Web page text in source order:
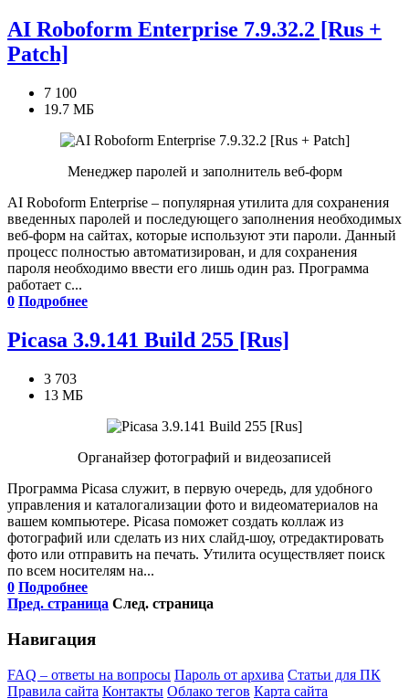
AI Roboform Enterprise 7.9.32.2 [Rus +
Patch]
7 100
19.7 МБ
Менеджер паролей и заполнитель веб-форм
AI Roboform Enterprise – популярная утилита для сохранения
введенных паролей и последующего заполнения необходимых
веб-форм на сайтах, которые используют эти пароли. Данный
процесс полностью автоматизирован, и для сохранения
пароля необходимо ввести его лишь один раз. Программа
работает с...
0 Подробнее
Picasa 3.9.141 Build 255 [Rus]
3 703
13 МБ
Органайзер фотографий и видеозаписей
Программа Picasa служит, в первую очередь, для удобного
управления и каталогализации фото и видеоматериалов на
вашем компьютере. Picasa поможет создать коллаж из
фотографий или сделать из них слайд-шоу, отредактировать
фото или отправить на печать. Утилита осуществляет поиск
по всем носителям на...
0 Подробнее
Пред. страница След. страница
Навигация
FAQ – ответы на вопросы Пароль от архива Статьи для ПК
Правила сайта Контакты Облако тегов Карта сайта